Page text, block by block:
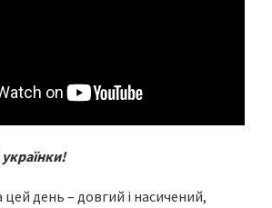
цей день – довгий і насичений,